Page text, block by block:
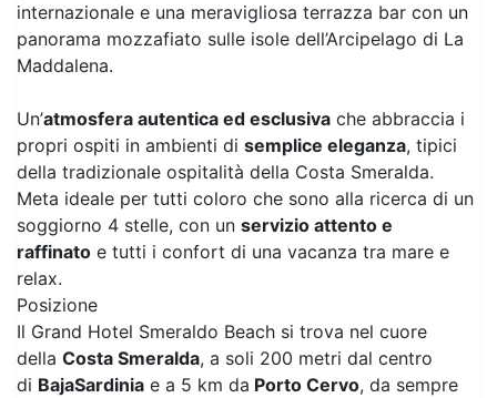
internazionale e una meravigliosa terrazza bar con un
panorama mozzafiato sulle isole dell’Arcipelago di La
Maddalena.
Un’atmosfera autentica ed esclusiva che abbraccia i
propri ospiti in ambienti di semplice eleganza, tipici
della tradizionale ospitalità della Costa Smeralda.
Meta ideale per tutti coloro che sono alla ricerca di un
soggiorno 4 stelle, con un servizio attento e
raffinato e tutti i confort di una vacanza tra mare e
relax.
Posizione
Il Grand Hotel Smeraldo Beach si trova nel cuore
della Costa Smeralda, a soli 200 metri dal centro
di BajaSardinia e a 5 km da Porto Cervo, da sempre